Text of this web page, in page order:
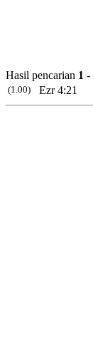
Hasil pencarian 1 -
(1.00) Ezr 4:21